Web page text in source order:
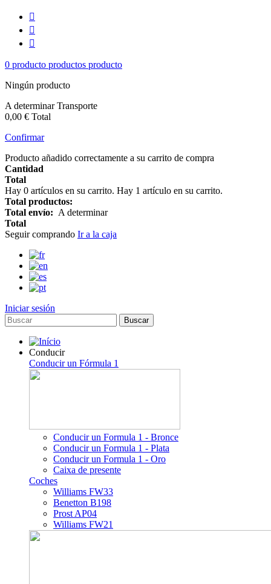



0 producto productos producto
Ningún producto
A determinarTransporte
0,00 € Total
Confirmar
Producto añadido correctamente a su carrito de compra
Cantidad
Total
Hay 0 artículos en su carrito. Hay 1 artículo en su carrito.
Total productos:
Total envío: A determinar
Total
Seguir comprando Ir a la caja
Iniciar sesión
Buscar
Conducir
Conducir un Fórmula 1
Conducir un Formula 1 - Bronce
Conducir un Formula 1 - Plata
Conducir un Formula 1 - Oro
Caixa de presente
Coches
Williams FW33
Benetton B198
Prost AP04
Williams FW21